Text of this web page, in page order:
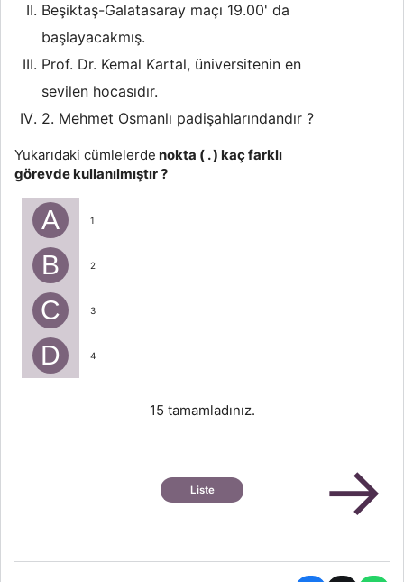
Beşiktaş-Galatasaray maçı 19.00' da
başlayacakmış.
Prof. Dr. Kemal Kartal, üniversitenin en
sevilen hocasıdır.
2. Mehmet Osmanlı padişahlarındandır ?
Yukarıdaki cümlelerde nokta ( . ) kaç farklı
görevde kullanılmıştır ?
A 1
B 2
C 3
D 4
15 tamamladınız.
Liste →